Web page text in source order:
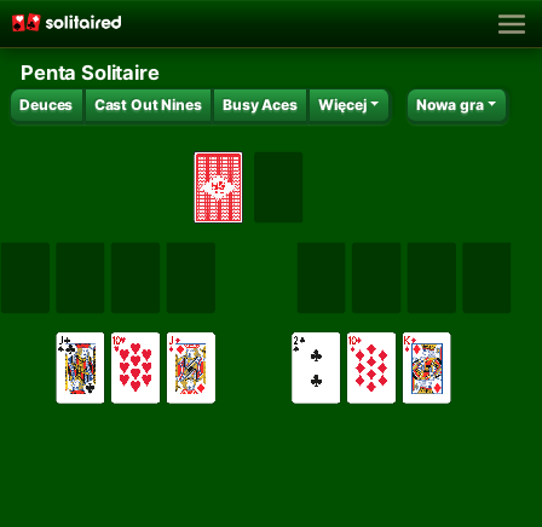
Penta Solitaire
Deuces Cast Out Nines Busy Aces Więcej Nowa gra